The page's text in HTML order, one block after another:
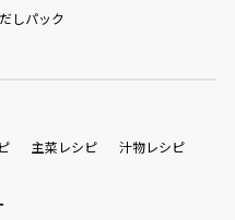
しパック
主菜レシピ
汁物レシピ